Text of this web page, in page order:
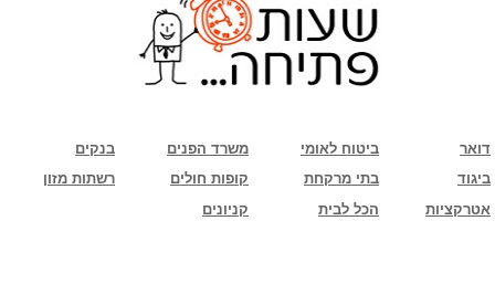
בנקים משרד הפנים ביטוח לאומי
דואר
רשתות מזון
קופות חולים בתי מרקחת
ביגוד
קניונים
הכל לבית אטרקציות